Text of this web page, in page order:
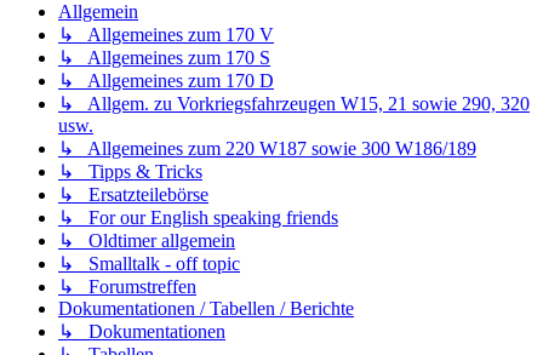
Allgemein
↳ Allgemeines zum 170 V
↳ Allgemeines zum 170 S
↳ Allgemeines zum 170 D
↳ Allgem. zu Vorkriegsfahrzeugen W15, 21 sowie 290, 320
usw.
↳ Allgemeines zum 220 W187 sowie 300 W186/189
↳ Tipps & Tricks
↳ Ersatzteilebörse
↳ For our English speaking friends
↳ Oldtimer allgemein
↳ Smalltalk - off topic
↳ Forumstreffen
Dokumentationen / Tabellen / Berichte
↳ Dokumentationen